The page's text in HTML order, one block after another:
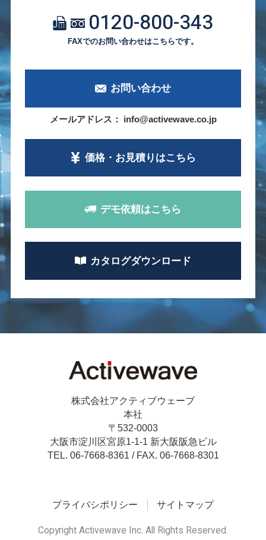
0120-800-343
FAXでのお問い合わせはこちらです。
お問い合わせ
メールアドレス： info@activewave.co.jp
価格・お見積り はこちら
デモ依頼はこちら
カタログダウンロード
株式会社アクティブウェーブ
本社
〒532-0003
大阪市淀川区宮原1-1-1 新大阪阪急ビル
TEL. 06-7668-8361 / FAX. 06-7668-8301
Copyright Activewave Inc. All Rights Reserved.
プライバシポリシー サイトマップ